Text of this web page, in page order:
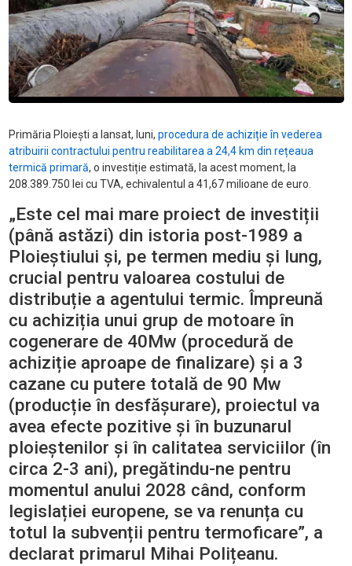
Primăria Ploiești a lansat, luni, procedura de achiziție în vederea
atribuirii contractului pentru reabilitarea a 24,4 km din rețeaua
termică primară, o investiție estimată, la acest moment, la
208.389.750 lei cu TVA, echivalentul a 41,67 milioane de euro.
„Este cel mai mare proiect de investiții
(până astăzi) din istoria post-1989 a
Ploieștiului și, pe termen mediu și lung,
crucial pentru valoarea costului de
distribuție a agentului termic. Împreună
cu achiziția unui grup de motoare în
cogenerare de 40Mw (procedură de
achiziție aproape de finalizare) și a 3
cazane cu putere totală de 90 Mw
(producție în desfășurare), proiectul va
avea efecte pozitive și în buzunarul
ploieștenilor și în calitatea serviciilor (în
circa 2-3 ani), pregătindu-ne pentru
momentul anului 2028 când, conform
legislației europene, se va renunța cu
totul la subvenții pentru termoficare”, a
declarat primarul Mihai Polițeanu.